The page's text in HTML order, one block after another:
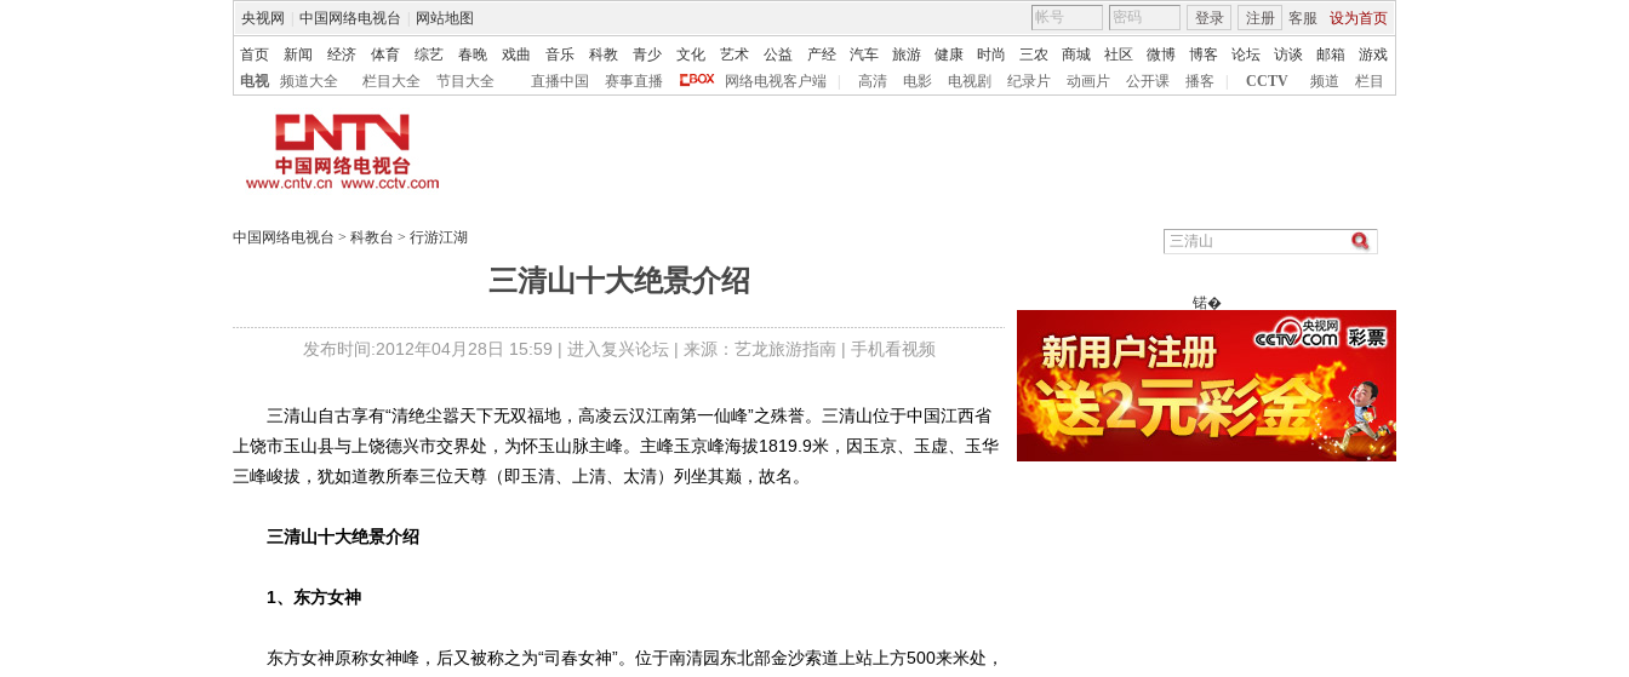
央视网 中国网络电视台 网站地图 客服 设为首页
登录 注册
首页 新闻 经济 体育 综艺 春晚 戏曲 音乐 科教 青少 文化 艺术 公益 产经 汽车 旅游 健康 时尚 三农 商城 社区 微博 博客 论坛 访谈 邮箱
游戏
电视
频道大全 栏目大全 节目大全 直播中国 赛事直播 网络电视客户端 高清 电影 电视剧 纪录片 动画片 公开课 播客 CCTV 频道 栏目
中国网络电视台 > 科教台 > 行游江湖
锘�
三清山十大绝景介绍
发布时间:2012年04月28日 15:59 | 进入复兴论坛| 来源： 艺龙旅游指南 | 手机看视频
三清山自古享有“清绝尘嚣天下无双福地，高凌云汉江南第一仙峰”之殊誉。三清山位于中国江西省
上饶市玉山县与上饶德兴市交界处，为怀玉山脉主峰。主峰玉京峰海拔1819.9米，因玉京、玉虚、玉华
三峰峻拔，犹如道教所奉三位天尊（即玉清、上清、太清）列坐其巅，故名。
三清山十大绝景介绍
1、东方女神
东方女神原称女神峰，后又被称之为“司春女神”。位于南清园东北部金沙索道上站上方500来米处，